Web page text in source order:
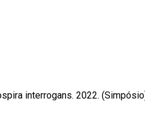
interrogans. 2022.